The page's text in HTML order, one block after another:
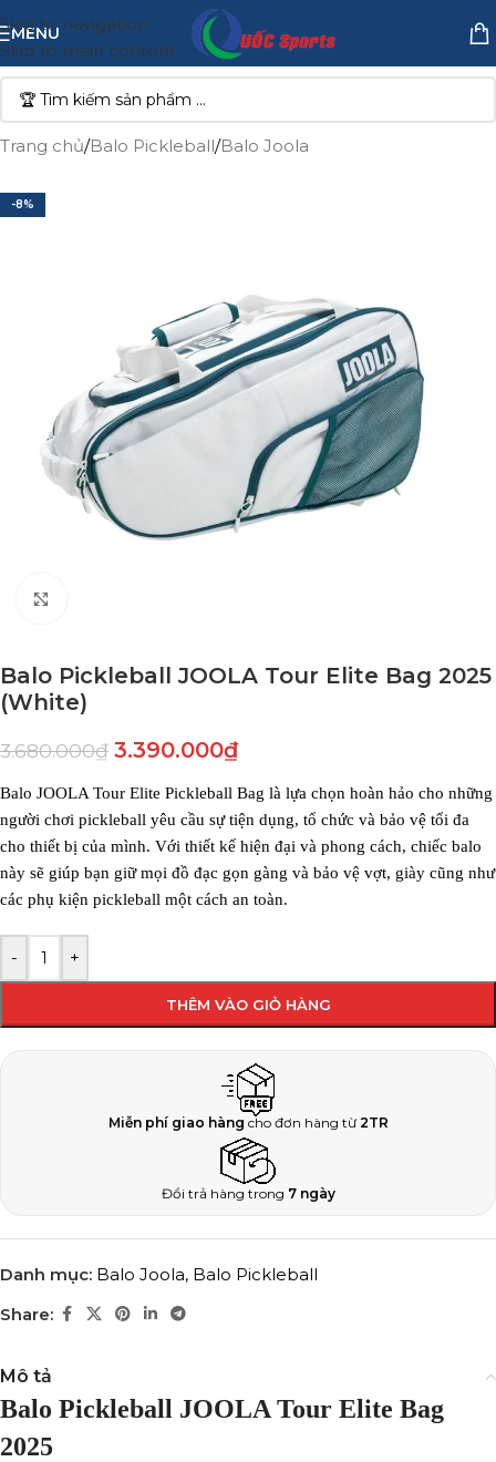
Skip to navigation
Skip to main content
MENU
Trang chủ/Balo Pickleball/Balo Joola
-8%
Balo Pickleball JOOLA Tour Elite Bag 2025
(White)
3.680.000₫ 3.390.000₫
Balo JOOLA Tour Elite Pickleball Bag là lựa chọn hoàn hảo cho những
người chơi pickleball yêu cầu sự tiện dụng, tổ chức và bảo vệ tối đa
cho thiết bị của mình. Với thiết kế hiện đại và phong cách, chiếc balo
này sẽ giúp bạn giữ mọi đồ đạc gọn gàng và bảo vệ vợt, giày cũng như
các phụ kiện pickleball một cách an toàn.
- +
THÊM VÀO GIỎ HÀNG
Miễn phí giao hàng cho đơn hàng từ 2TR
Đổi trả hàng trong 7 ngày
Danh mục: Balo Joola, Balo Pickleball
Share:
Mô tả
Balo Pickleball JOOLA Tour Elite Bag
2025